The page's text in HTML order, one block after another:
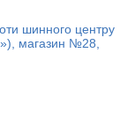
шинного центру
магазин №28,